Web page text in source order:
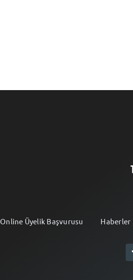
Online Üyelik Başvurusu Haberler